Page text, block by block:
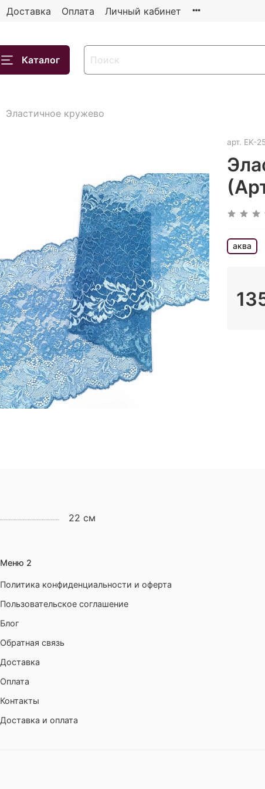
Доставка Оплата Личный кабинет
Каталог
Эластичное кружево
арт. EK-
аква
22 см
Меню 2
Политика конфиденциальности и оферта
Пользовательское соглашение
Блог
Обратная связь
Доставка
Оплата
Контакты
Доставка и оплата